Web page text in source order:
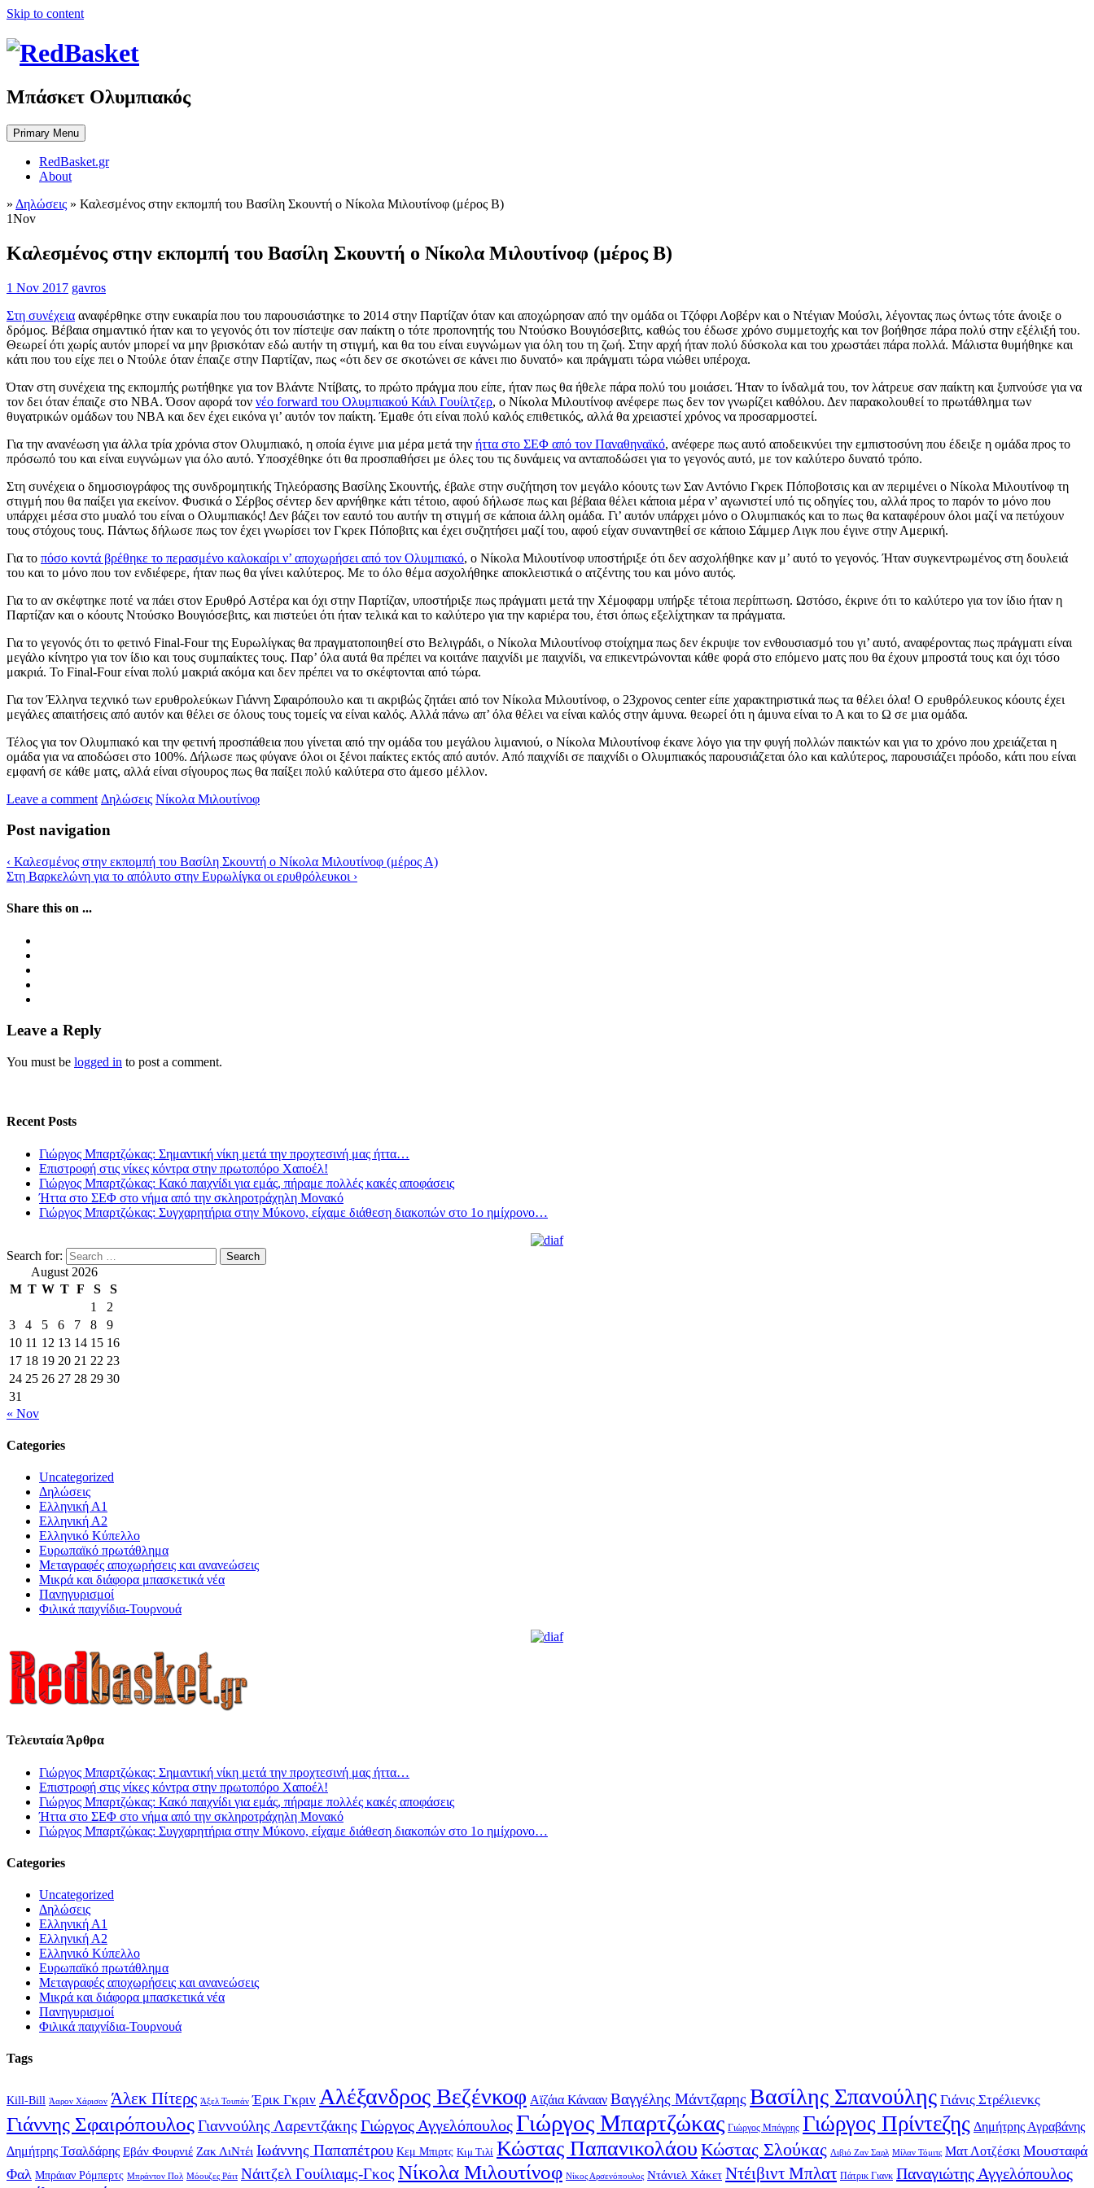
Skip to content
Μπάσκετ Ολυμπιακός
Primary Menu
RedBasket.gr
About
» Δηλώσεις » Καλεσμένος στην εκπομπή του Βασίλη Σκουντή ο Νίκολα Μιλουτίνοφ (μέρος Β)
1Nov
Καλεσμένος στην εκπομπή του Βασίλη Σκουντή ο Νίκολα Μιλουτίνοφ (μέρος Β)
1 Nov 2017 gavros
Στη συνέχεια αναφέρθηκε στην ευκαιρία που του παρουσιάστηκε το 2014 στην Παρτίζαν όταν και αποχώρησαν από την ομάδα οι Τζόφρι Λοβέρν και ο Ντέγιαν Μούσλι, λέγοντας πως όντως τότε άνοιξε ο
δρόμος. Βέβαια σημαντικό ήταν και το γεγονός ότι τον πίστεψε σαν παίκτη ο τότε προπονητής του Ντούσκο Βουγιόσεβιτς, καθώς του έδωσε χρόνο συμμετοχής και τον βοήθησε πάρα πολύ στην εξέλιξή του.
Θεωρεί ότι χωρίς αυτόν μπορεί να μην βρισκόταν εδώ αυτήν τη στιγμή, και θα του είναι ευγνώμων για όλη του τη ζωή. Στην αρχή ήταν πολύ δύσκολα και του χρωστάει πάρα πολλά. Μάλιστα θυμήθηκε και
κάτι που του είχε πει ο Ντούλε όταν έπαιζε στην Παρτίζαν, πως «ότι δεν σε σκοτώνει σε κάνει πιο δυνατό» και πράγματι τώρα νιώθει υπέροχα.
Όταν στη συνέχεια της εκπομπής ρωτήθηκε για τον Βλάντε Ντίβατς, το πρώτο πράγμα που είπε, ήταν πως θα ήθελε πάρα πολύ του μοιάσει. Ήταν το ίνδαλμά του, τον λάτρευε σαν παίκτη και ξυπνούσε για να
τον δει όταν έπαιζε στο ΝΒΑ. Όσον αφορά τον νέο forward του Ολυμπιακού Κάιλ Γουίλτζερ, ο Νίκολα Μιλουτίνοφ ανέφερε πως δεν τον γνωρίζει καθόλου. Δεν παρακολουθεί το πρωτάθλημα των
θυγατρικών ομάδων του ΝΒΑ και δεν έχει εικόνα γι’ αυτόν τον παίκτη. Έμαθε ότι είναι πολύ καλός επιθετικός, αλλά θα χρειαστεί χρόνος να προσαρμοστεί.
Για την ανανέωση για άλλα τρία χρόνια στον Ολυμπιακό, η οποία έγινε μια μέρα μετά την ήττα στο ΣΕΦ από τον Παναθηναϊκό, ανέφερε πως αυτό αποδεικνύει την εμπιστοσύνη που έδειξε η ομάδα προς το
πρόσωπό του και είναι ευγνώμων για όλο αυτό. Υποσχέθηκε ότι θα προσπαθήσει με όλες του τις δυνάμεις να ανταποδώσει για το γεγονός αυτό, με τον καλύτερο δυνατό τρόπο.
Στη συνέχεια ο δημοσιογράφος της συνδρομητικής Τηλεόρασης Βασίλης Σκουντής, έβαλε στην συζήτηση τον μεγάλο κόουτς των Σαν Αντόνιο Γκρεκ Πόποβοτσις και αν περιμένει ο Νίκολα Μιλουτίνοφ τη
στιγμή που θα παίξει για εκείνον. Φυσικά ο Σέρβος σέντερ δεν αρνήθηκε κάτι τέτοιο, αφού δήλωσε πως και βέβαια θέλει κάποια μέρα ν’ αγωνιστεί υπό τις οδηγίες του, αλλά προς το παρόν το μόνο που
υπάρχει μέσα στο μυαλό του είναι ο Ολυμπιακός! Δεν βάζει τον εαυτό του αυτήν τη στιγμή σε κάποια άλλη ομάδα. Γι’ αυτόν υπάρχει μόνο ο Ολυμπιακός και το πως θα καταφέρουν όλοι μαζί να πετύχουν
τους στόχους τους. Πάντως δήλωσε πως τον έχει γνωρίσει τον Γκρεκ Πόποβιτς και έχει συζητήσει μαζί του, αφού είχαν συναντηθεί σε κάποιο Σάμμερ Λιγκ που έγινε στην Αμερική.
Για το πόσο κοντά βρέθηκε το περασμένο καλοκαίρι ν’ αποχωρήσει από τον Ολυμπιακό, ο Νίκολα Μιλουτίνοφ υποστήριξε ότι δεν ασχολήθηκε καν μ’ αυτό το γεγονός. Ήταν συγκεντρωμένος στη δουλειά
του και το μόνο που τον ενδιέφερε, ήταν πως θα γίνει καλύτερος. Με το όλο θέμα ασχολήθηκε αποκλειστικά ο ατζέντης του και μόνο αυτός.
Για το αν σκέφτηκε ποτέ να πάει στον Ερυθρό Αστέρα και όχι στην Παρτίζαν, υποστήριξε πως πράγματι μετά την Χέμοφαρμ υπήρξε τέτοια περίπτωση. Ωστόσο, έκρινε ότι το καλύτερο για τον ίδιο ήταν η
Παρτίζαν και ο κόουτς Ντούσκο Βουγιόσεβιτς, και πιστεύει ότι ήταν τελικά και το καλύτερο για την καριέρα του, έτσι όπως εξελίχτηκαν τα πράγματα.
Για το γεγονός ότι το φετινό Final-Four της Ευρωλίγκας θα πραγματοποιηθεί στο Βελιγράδι, ο Νίκολα Μιλουτίνοφ στοίχημα πως δεν έκρυψε τον ενθουσιασμό του γι’ αυτό, αναφέροντας πως πράγματι είναι
μεγάλο κίνητρο για τον ίδιο και τους συμπαίκτες τους. Παρ’ όλα αυτά θα πρέπει να κοιτάνε παιχνίδι με παιχνίδι, να επικεντρώνονται κάθε φορά στο επόμενο ματς που θα έχουν μπροστά τους και όχι τόσο
μακριά. Το Final-Four είναι πολύ μακριά ακόμα και δεν πρέπει να το σκέφτονται από τώρα.
Για τον Έλληνα τεχνικό των ερυθρολεύκων Γιάννη Σφαιρόπουλο και τι ακριβώς ζητάει από τον Νίκολα Μιλουτίνοφ, ο 23χρονος center είπε χαρακτηριστικά πως τα θέλει όλα! Ο ερυθρόλευκος κόουτς έχει
μεγάλες απαιτήσεις από αυτόν και θέλει σε όλους τους τομείς να είναι καλός. Αλλά πάνω απ’ όλα θέλει να είναι καλός στην άμυνα. θεωρεί ότι η άμυνα είναι το Α και το Ω σε μια ομάδα.
Τέλος για τον Ολυμπιακό και την φετινή προσπάθεια που γίνεται από την ομάδα του μεγάλου λιμανιού, ο Νίκολα Μιλουτίνοφ έκανε λόγο για την φυγή πολλών παικτών και για το χρόνο που χρειάζεται η
ομάδα για να αποδώσει στο 100%. Δήλωσε πως φύγανε όλοι οι ξένοι παίκτες εκτός από αυτόν. Από παιχνίδι σε παιχνίδι ο Ολυμπιακός παρουσιάζεται όλο και καλύτερος, παρουσιάζει πρόοδο, κάτι που είναι
εμφανή σε κάθε ματς, αλλά είναι σίγουρος πως θα παίξει πολύ καλύτερα στο άμεσο μέλλον.
Leave a comment Δηλώσεις Νίκολα Μιλουτίνοφ
Post navigation
‹ Καλεσμένος στην εκπομπή του Βασίλη Σκουντή ο Νίκολα Μιλουτίνοφ (μέρος Α)
Στη Βαρκελώνη για το απόλυτο στην Ευρωλίγκα οι ερυθρόλευκοι ›
Share this on ...
Leave a Reply
You must be logged in to post a comment.
Recent Posts
Γιώργος Μπαρτζώκας: Σημαντική νίκη μετά την προχτεσινή μας ήττα…
Επιστροφή στις νίκες κόντρα στην πρωτοπόρο Χαποέλ!
Γιώργος Μπαρτζώκας: Κακό παιχνίδι για εμάς, πήραμε πολλές κακές αποφάσεις
Ήττα στο ΣΕΦ στο νήμα από την σκληροτράχηλη Μονακό
Γιώργος Μπαρτζώκας: Συγχαρητήρια στην Μύκονο, είχαμε διάθεση διακοπών στο 1ο ημίχρονο…
Search for:
August 2026
M T W T F S
S
1
2
3
4 5 6 7 8
9
10 11 12 13 14 15 16
17 18 19 20 21 22 23
24 25 26 27 28 29 30
31
« Nov
Categories
Uncategorized
Δηλώσεις
Ελληνική Α1
Ελληνική Α2
Ελληνικό Κύπελλο
Ευρωπαϊκό πρωτάθλημα
Μεταγραφές αποχωρήσεις και ανανεώσεις
Μικρά και διάφορα μπασκετικά νέα
Πανηγυρισμοί
Φιλικά παιχνίδια-Τουρνουά
Τελευταία Άρθρα
Γιώργος Μπαρτζώκας: Σημαντική νίκη μετά την προχτεσινή μας ήττα…
Επιστροφή στις νίκες κόντρα στην πρωτοπόρο Χαποέλ!
Γιώργος Μπαρτζώκας: Κακό παιχνίδι για εμάς, πήραμε πολλές κακές αποφάσεις
Ήττα στο ΣΕΦ στο νήμα από την σκληροτράχηλη Μονακό
Γιώργος Μπαρτζώκας: Συγχαρητήρια στην Μύκονο, είχαμε διάθεση διακοπών στο 1ο ημίχρονο…
Categories
Uncategorized
Δηλώσεις
Ελληνική Α1
Ελληνική Α2
Ελληνικό Κύπελλο
Ευρωπαϊκό πρωτάθλημα
Μεταγραφές αποχωρήσεις και ανανεώσεις
Μικρά και διάφορα μπασκετικά νέα
Πανηγυρισμοί
Φιλικά παιχνίδια-Τουρνουά
Tags
Kill-Bill Άαρον Χάρισον Άλεκ Πίτερς Άξελ Τουπάν Έρικ Γκριν Αλέξανδρος Βεζένκοφ Αϊζάια Κάνααν Βαγγέλης Μάντζαρης Βασίλης Σπανούλης Γιάνις Στρέλιενκς
Γιάννης ΣφαιρόπουλοςΓιαννούλης Λαρεντζάκης Γιώργος ΑγγελόπουλοςΓιώργος Μπαρτζώκας Γιώργος Μπόγρης Γιώργος Πρίντεζης Δημήτρης Αγραβάνης
Δημήτρης Τσαλδάρης Εβάν Φουρνιέ Ζακ ΛιΝτέι Ιωάννης Παπαπέτρου Κεμ Μπιρτς Κιμ Τιλί Κώστας Παπανικολάου Κώστας Σλούκας Λιβιό Ζαν Σαρλ Μίλαν Τόμιτς Ματ Λοτζέσκι Μουσταφά
Φαλ Μπράιαν Ρόμπερτς Μπράντον Πολ Μόουζες Ράιτ Νάιτζελ Γουίλιαμς-Γκος Νίκολα Μιλουτίνοφ Νίκος Αρσενόπουλος Ντάνιελ Χάκετ Ντέιβιντ Μπλατ Πάτρικ Γιανκ Παναγιώτης Αγγελόπουλος